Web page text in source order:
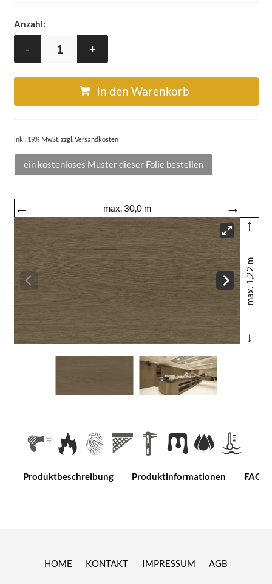
Anzahl:
- +
In den Warenkorb
inkl. 19% MwSt. zzgl. Versandkosten
ein kostenloses Muster dieser Folie bestellen
← max. 30,0 m
→
↑
max. 1,22 m
↓
Produktbeschreibung Produktinformationen FAQ
HOME KONTAKT IMPRESSUM AGB